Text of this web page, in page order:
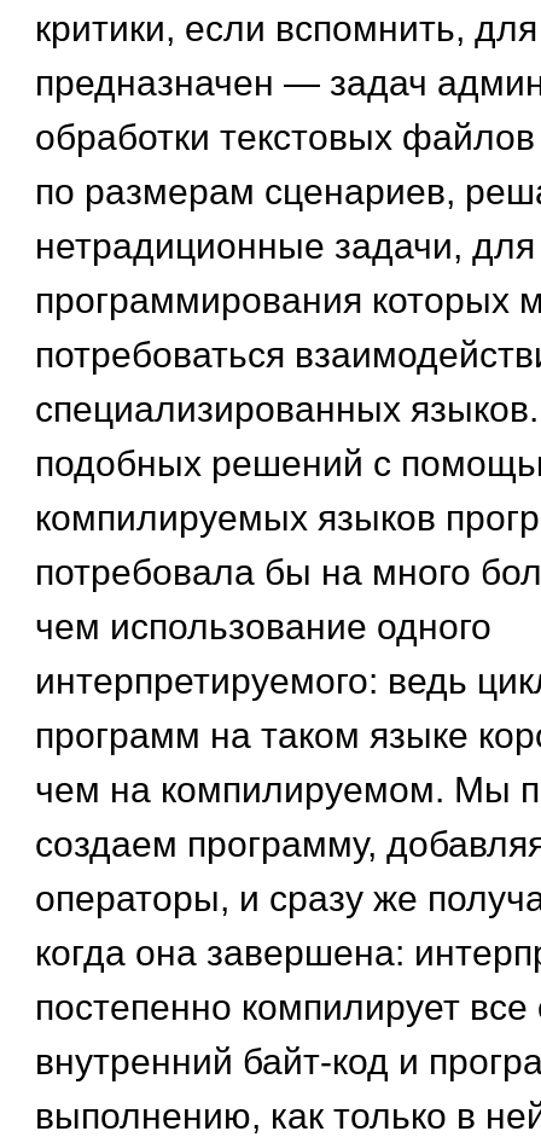
критики, если вспомнить,
предназначен — задач
обработки текстовых
по размерам сценариев,
нетрадиционные задачи, для
программирования которых
потребоваться
специализированных
подобных решений с
компилируемых языков
потребовала бы на много
чем использование одного
интерпретируемого: ведь
программ на таком языке
чем на компилируемом. Мы
создаем программу,
операторы, и сразу же
когда она завершена:
постепенно компилирует
внутренний байт-код и
выполнению, как только в